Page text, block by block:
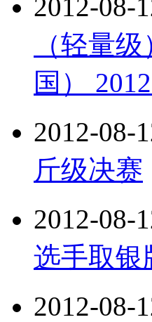
2012-08-
（轻量
国）
2012-08-
斤级决赛
2012-08-
选手取银
2012-08-